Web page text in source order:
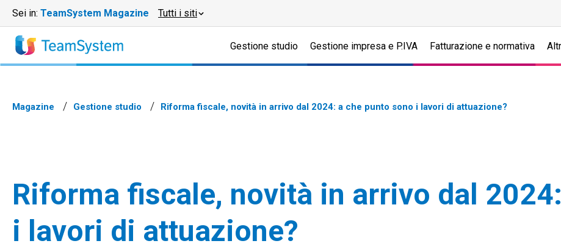
Sei in: TeamSystem Magazine Tutti i siti
Gestione studio Gestione impresa e P.IVA Fatturazione e normativa
Magazine Gestione studio Riforma fiscale, novità in arrivo dal 2024: a che punto sono i lavori di attuazione?
Riforma fiscale, novità in arrivo dal
i lavori di attuazione?